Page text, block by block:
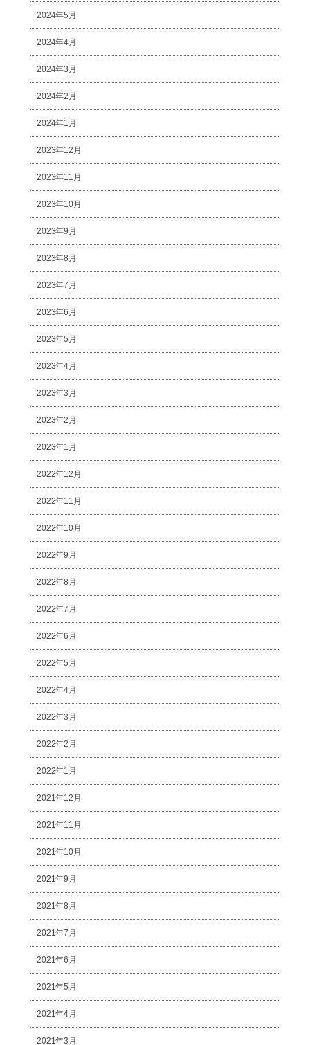
2024年5月
2024年4月
2024年3月
2024年2月
2024年1月
2023年12月
2023年11月
2023年10月
2023年9月
2023年8月
2023年7月
2023年6月
2023年5月
2023年4月
2023年3月
2023年2月
2023年1月
2022年12月
2022年11月
2022年10月
2022年9月
2022年8月
2022年7月
2022年6月
2022年5月
2022年4月
2022年3月
2022年2月
2022年1月
2021年12月
2021年11月
2021年10月
2021年9月
2021年8月
2021年7月
2021年6月
2021年5月
2021年4月
2021年3月